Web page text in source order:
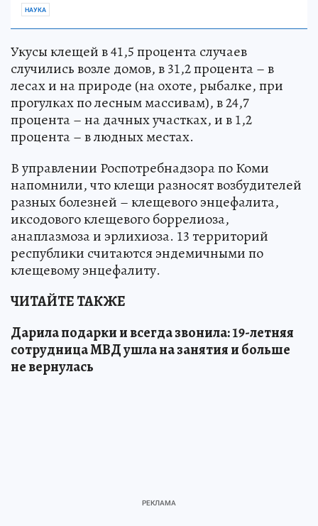
НАУКА
Укусы клещей в 41,5 процента случаев
случились возле домов, в 31,2 процента – в
лесах и на природе (на охоте, рыбалке, при
прогулках по лесным массивам), в 24,7
процента – на дачных участках, и в 1,2
процента – в людных местах.
В управлении Роспотребнадзора по Коми
напомнили, что клещи разносят возбудителей
разных болезней – клещевого энцефалита,
иксодового клещевого боррелиоза,
анаплазмоза и эрлихиоза. 13 территорий
республики считаются эндемичными по
клещевому энцефалиту.
ЧИТАЙТЕ ТАКЖЕ
Дарила подарки и всегда звонила: 19-летняя
сотрудница МВД ушла на занятия и больше
не вернулась